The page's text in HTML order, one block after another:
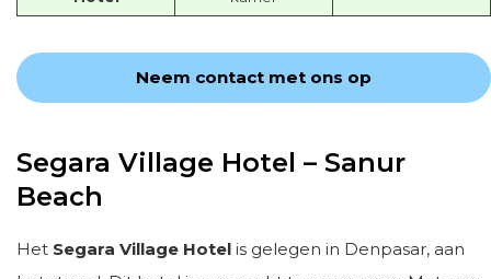
Neem contact met ons op
Segara Village Hotel – Sanur
Beach
Het Segara Village Hotel is gelegen in Denpasar, aan